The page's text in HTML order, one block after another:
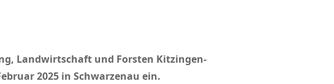
Landwirtschaft und Forsten Kitzingen-
2025 in Schwarzenau ein.